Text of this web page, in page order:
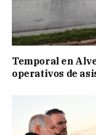
Temporal en
operativos de